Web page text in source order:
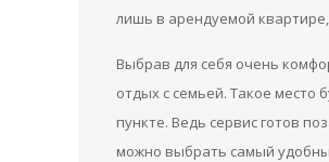
лишь в арендуемой
Выбрав для себя очень
отдых с семьей. Такое место
пункте. Ведь сервис готов
можно выбрать самый